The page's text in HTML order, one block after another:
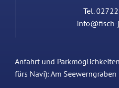
Tel.
info@fisch-
Anfahrt und
fürs Navi):Am